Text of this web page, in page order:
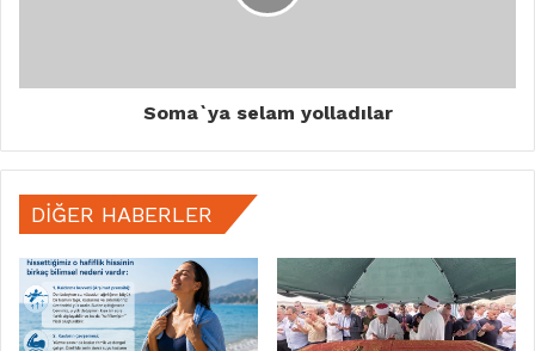
Soma`ya selam yolladılar
DIĞER HABERLER